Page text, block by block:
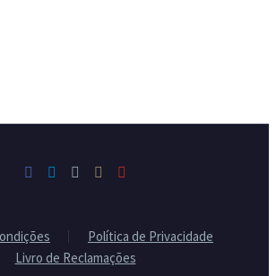
Política de Privacidade
Livro de Reclamações